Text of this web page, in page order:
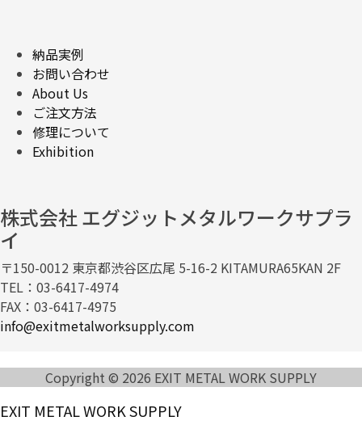
納品実例
お問い合わせ
About Us
ご注文方法
修理について
Exhibition
株式会社 エグジットメタルワークサプラ
イ
〒150-0012 東京都渋谷区広尾 5-16-2 KITAMURA65KAN 2F
TEL：03-6417-4974
FAX：03-6417-4975
info@exitmetalworksupply.com
Copyright © 2026 EXIT METAL WORK SUPPLY
EXIT METAL WORK SUPPLY